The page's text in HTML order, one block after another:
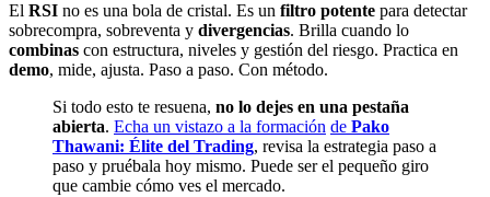
El RSI no es una bola de cristal. Es un filtro potente para detectar
sobrecompra, sobreventa y divergencias. Brilla cuando lo
combinas con estructura, niveles y gestión del riesgo. Practica en
demo, mide, ajusta. Paso a paso. Con método.
Si todo esto te resuena, no lo dejes en una pestaña
abierta. Echa un vistazo a la formación de Pako
Thawani: Élite del Trading, revisa la estrategia paso a
paso y pruébala hoy mismo. Puede ser el pequeño giro
que cambie cómo ves el mercado.